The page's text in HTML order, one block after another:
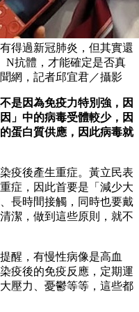
得過新冠肺炎，但其實還
N抗體，才能確定是否真
網，記者邱宜君／攝影
是因為免疫力特別強，因
」中的病毒受體較少，因
蛋白質供應，因此病毒就
疫後產生重症。黃立民表
症，因此首要是「減少大
長時間接觸，同時也要戴
潔，做到這些原則，就不
醒，有慢性病像是高血
疫後的免疫反應，定期運
壓力、憂鬱等等，這些都